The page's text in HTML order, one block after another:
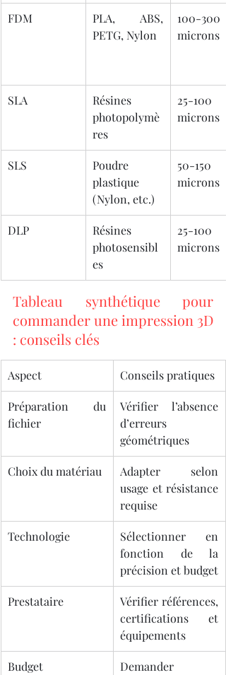
FDM
PLA, ABS,
PETG, Nylon
100-300
microns
SLA
Résines
photopolymè
res
25-100
microns
SLS
Poudre
plastique
(Nylon, etc.)
50-150
microns
DLP
Résines
photosensibl
es
25-100
microns
Tableau synthétique pour
commander une impression 3D
: conseils clés
Aspect Conseils pratiques
Préparation du
fichier
Vérifier l’absence
d’erreurs
géométriques
Choix du matériau
Adapter selon
usage et résistance
requise
Technologie
Sélectionner en
fonction de la
précision et budget
Prestataire
Vérifier références,
certifications et
équipements
Budget
Demander